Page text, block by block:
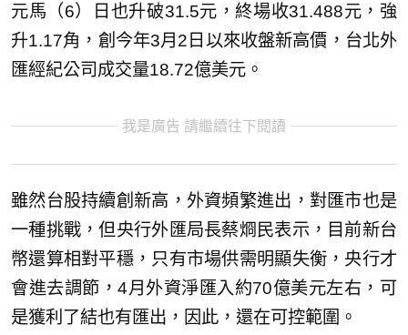
元馬（6）日也升破31.5元，終場收31.488元，強
升1.17角，創今年3月2日以來收盤新高價，台北外
匯經紀公司成交量18.72億美元。
我是廣告 請繼續往下閱讀
雖然台股持續創新高，外資頻繁進出，對匯市也是
一種挑戰，但央行外匯局長蔡烱民表示，目前新台
幣還算相對平穩，只有市場供需明顯失衡，央行才
會進去調節，4月外資淨匯入約70億美元左右，可
是獲利了結也有匯出，因此，還在可控範圍。